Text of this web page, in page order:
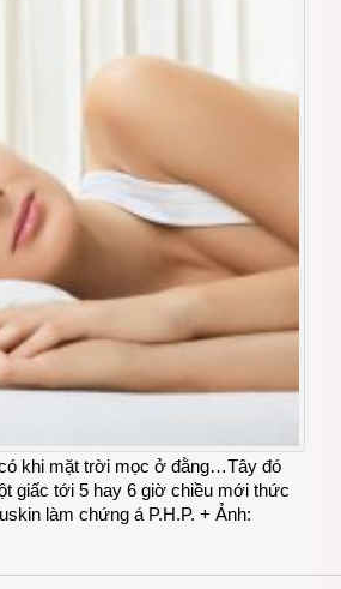
khi mặt trời mọc ở đằng…Tây đó
giấc tới 5 hay 6 giờ chiều mới thức
làm chứng á P.H.P. + Ảnh: